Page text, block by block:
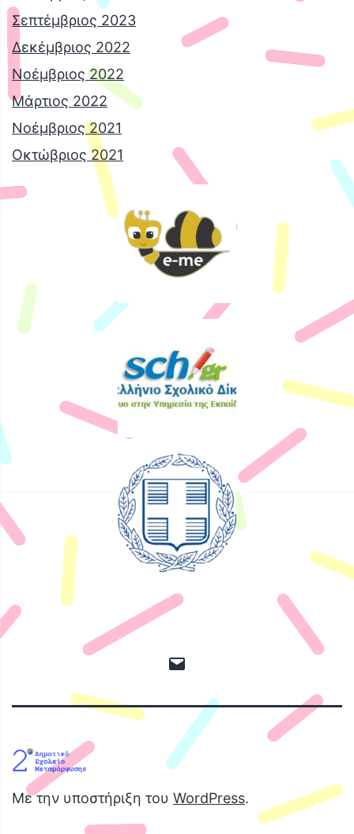
Σεπτέμβριος 2023
Δεκέμβριος 2022
Νοέμβριος 2022
Μάρτιος 2022
Νοέμβριος 2021
Οκτώβριος 2021
ταχυδρομίου
Με την υποστήριξη του WordPress.